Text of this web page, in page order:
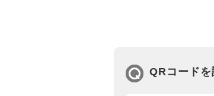
QRコードを